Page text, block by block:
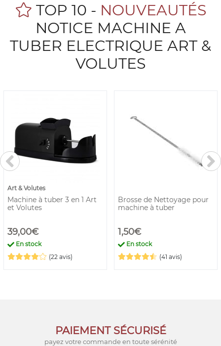
TOP 10 - NOUVEAUTÉS
NOTICE MACHINE A
TUBER ELECTRIQUE ART &
VOLUTES
Art & Volutes
Machine à tuber 3 en 1 Art
et Volutes
39,00€
En stock
(22 avis)
Brosse de Nettoyage pour
machine à tuber
1,50€
En stock
(41 avis)
PAIEMENT SÉCURISÉ
payez votre commande en toute sérénité